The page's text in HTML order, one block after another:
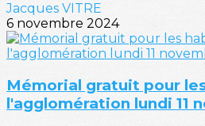
Jacques VITRE
6 novembre 2024
Mémorial gratuit pour
l'agglomération lundi 11